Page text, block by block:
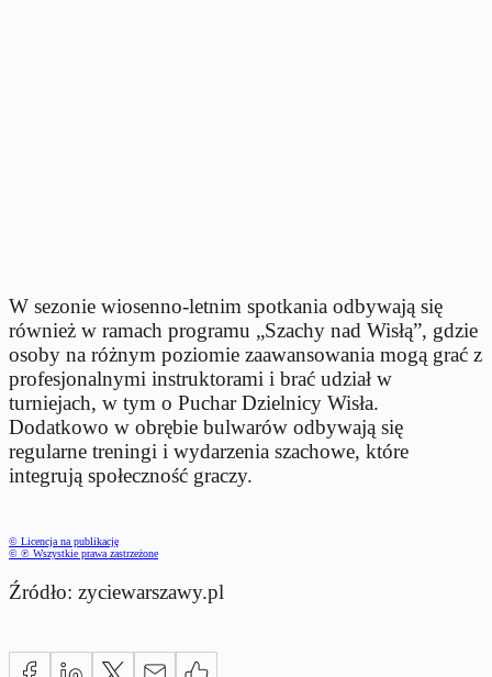
W sezonie wiosenno-letnim spotkania odbywają się
również w ramach programu „Szachy nad Wisłą”, gdzie
osoby na różnym poziomie zaawansowania mogą grać z
profesjonalnymi instruktorami i brać udział w
turniejach, w tym o Puchar Dzielnicy Wisła.
Dodatkowo w obrębie bulwarów odbywają się
regularne treningi i wydarzenia szachowe, które
integrują społeczność graczy.
© Licencja na publikację
© ℗ Wszystkie prawa zastrzeżone
Źródło: zyciewarszawy.pl